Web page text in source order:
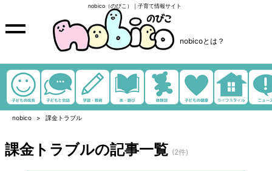
nobico（のびこ）｜子育て情報サイト
nobicoとは？
nobico 課金トラブル
課金トラブルの記事一覧 (2件)